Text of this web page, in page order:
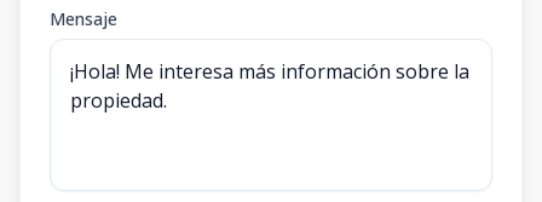
Mensaje